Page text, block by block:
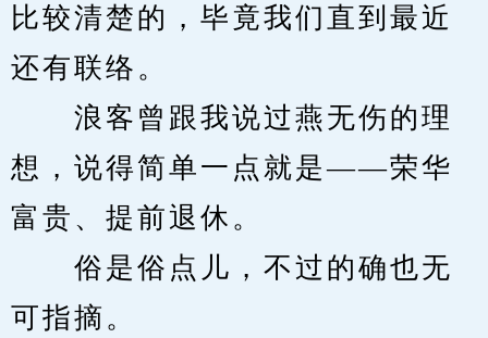
比较清楚的，毕竟我们直到最近
还有联络。
浪客曾跟我说过燕无伤的理
想，说得简单一点就是——荣华
富贵、提前退休。
俗是俗点儿，不过的确也无
可指摘。